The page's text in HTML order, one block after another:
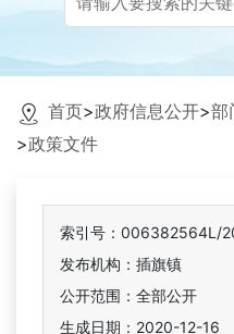
首页>政府信息公开>部
>政策文件
索引号：006382564L/
发布机构：插旗镇
公开范围：全部公开
生成日期：2020-12-16